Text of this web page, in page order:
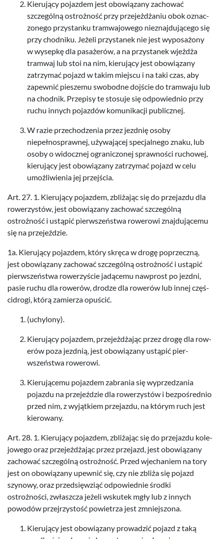
Kieru­jący pojaz­dem jest obow­iązany zachować
szczególną ostrożność przy prze­jeżdża­niu obok oznac­
zonego przys­tanku tramwa­jowego niez­na­j­du­jącego się
przy chod­niku. Jeżeli przys­tanek nie jest wyposażony
w wysepkę dla pasażerów, a na przys­tanek wjeżdża
tramwaj lub stoi na nim, kieru­jący jest obow­iązany
zatrzy­mać pojazd w takim miejscu i na taki czas, aby
zapewnić pieszemu swo­bodne dojś­cie do tramwaju lub
na chod­nik. Przepisy te sto­suje się odpowied­nio przy
ruchu innych pojazdów komu­nikacji publicznej.
W razie prze­chodzenia przez jezd­nię osoby
niepełnosprawnej, uży­wa­jącej spec­jal­nego znaku, lub
osoby o widocznej ogranic­zonej sprawności ruchowej,
kieru­jący jest obow­iązany zatrzy­mać pojazd w celu
umożli­wienia jej przejścia.
Art. 27. 1. Kieru­jący pojaz­dem, zbliża­jąc się do prze­jazdu dla
row­erzys­tów, jest obow­iązany zachować szczególną
ostrożność i ustąpić pier­wszeństwa rowerowi zna­j­du­jącemu
się na przejeździe.
1a. Kieru­jący pojaz­dem, który skręca w drogę poprzeczną,
jest obow­iązany zachować szczególną ostrożność i ustąpić
pier­wszeństwa row­erzyś­cie jadącemu naw­prost po jezdni,
pasie ruchu dla row­erów, drodze dla row­erów lub innej częś­
cidrogi, którą zamierza opuścić.
(uchy­lony).
Kieru­jący pojaz­dem, prze­jeżdża­jąc przez drogę dla row­
erów poza jezd­nią, jest obow­iązany ustąpić pier­
wszeństwa rowerowi.
Kieru­jącemu pojaz­dem zabra­nia się wyprzedza­nia
pojazdu na prze­jeździe dla row­erzys­tów i bezpośred­nio
przed nim, z wyjątkiem prze­jazdu, na którym ruch jest
kierowany.
Art. 28. 1. Kieru­jący pojaz­dem, zbliża­jąc się do prze­jazdu kole­
jowego oraz prze­jeżdża­jąc przez prze­jazd, jest obow­iązany
zachować szczególną ostrożność. Przed wjechaniem na tory
jest on obow­iązany upewnić się, czy nie zbliża się pojazd
szynowy, oraz przed­sięwz­iąć odpowied­nie środki
ostrożności, zwłaszcza jeżeli wskutek mgły lub z innych
powodów prze­jrzys­tość powi­etrza jest zmniejszona.
Kieru­jący jest obow­iązany prowadzić pojazd z taką